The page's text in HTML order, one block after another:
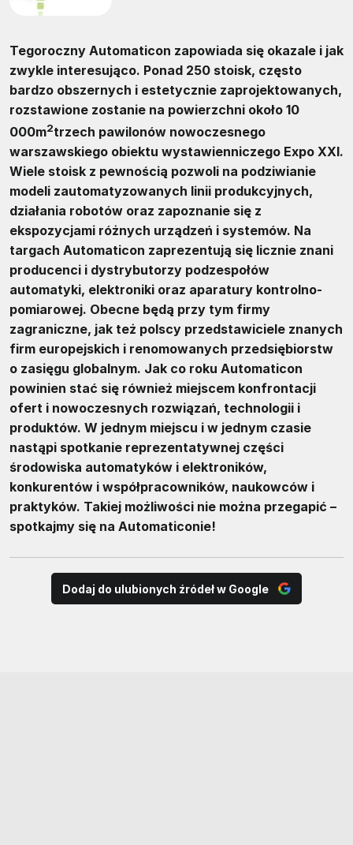
Tegoroczny Automaticon zapowiada się okazale i jak
zwykle interesująco. Ponad 250 stoisk, często
bardzo obszernych i estetycznie zaprojektowanych,
rozstawione zostanie na powierzchni około 10
000m2trzech pawilonów nowoczesnego
warszawskiego obiektu wystawienniczego Expo XXI.
Wiele stoisk z pewnością pozwoli na podziwianie
modeli zautomatyzowanych linii produkcyjnych,
działania robotów oraz zapoznanie się z
ekspozycjami różnych urządzeń i systemów. Na
targach Automaticon zaprezentują się licznie znani
producenci i dystrybutorzy podzespołów
automatyki, elektroniki oraz aparatury kontrolno-
pomiarowej. Obecne będą przy tym firmy
zagraniczne, jak też polscy przedstawiciele znanych
firm europejskich i renomowanych przedsiębiorstw
o zasięgu globalnym. Jak co roku Automaticon
powinien stać się również miejscem konfrontacji
ofert i nowoczesnych rozwiązań, technologii i
produktów. W jednym miejscu i w jednym czasie
nastąpi spotkanie reprezentatywnej części
środowiska automatyków i elektroników,
konkurentów i współpracowników, naukowców i
praktyków. Takiej możliwości nie można przegapić –
spotkajmy się na Automaticonie!
Dodaj do ulubionych źródeł w Google